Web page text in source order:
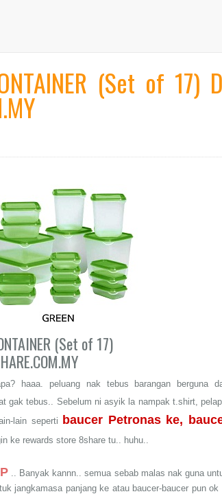
(Set of 17)
(Set of 17)
haaa. peluang nak tebus barangan berguna
gak tebus.. Sebelum ni asyik la nampak t.shirt,
lain seperti
baucer Petronas ke,
ke rewards store 8share tu.. huhu..
.. Banyak kannn.. semua sebab malas nak guna
jangkamasa panjang ke atau baucer-baucer pun ok